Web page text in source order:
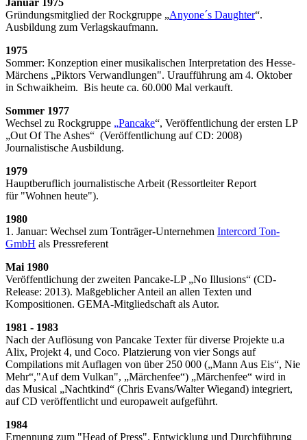
Januar 1975
Gründungsmitglied der Rockgruppe „Anyone´s Daughter“.
Ausbildung zum Verlagskaufmann.
1975
Sommer: Konzeption einer musikalischen Interpretation des Hesse-
Märchens „Piktors Verwandlungen". Uraufführung am 4. Oktober
in Schwaikheim. Bis heute ca. 60.000 Mal verkauft.
Sommer 1977
Wechsel zu Rockgruppe „Pancake“, Veröffentlichung der ersten LP
„Out Of The Ashes“ (Veröffentlichung auf CD: 2008)
Journalistische Ausbildung.
1979
Hauptberuflich journalistische Arbeit (Ressortleiter Report
für "Wohnen heute").
1980
1. Januar: Wechsel zum Tonträger-Unternehmen Intercord Ton-
GmbH als Pressreferent
Mai 1980
Veröffentlichung der zweiten Pancake-LP „No Illusions“ (CD-
Release: 2013). Maßgeblicher Anteil an allen Texten und
Kompositionen. GEMA-Mitgliedschaft als Autor.
1981 - 1983
Nach der Auflösung von Pancake Texter für diverse Projekte u.a
Alix, Projekt 4, und Coco. Platzierung von vier Songs auf
Compilations mit Auflagen von über 250 000 („Mann Aus Eis“, Nie
Mehr“,"Auf dem Vulkan", „Märchenfee“) „Märchenfee“ wird in
das Musical „Nachtkind“ (Chris Evans/Walter Wiegand) integriert,
auf CD veröffentlicht und europaweit aufgeführt.
1984
Ernennung zum "Head of Press". Entwicklung und Durchführung